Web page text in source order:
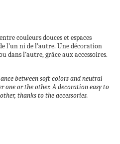
couleurs douces et espaces
l’un ni de l’autre. Une décoration
dans l’autre, grâce aux accessoires.
between soft colors and neutral
one or the other. A decoration easy to
thanks to the accessories.